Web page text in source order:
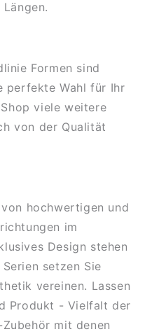
Formen sind
perfekte Wahl für Ihr
viele weitere
von der Qualität
hochwertigen und
im
Design stehen
setzen Sie
vereinen. Lassen
Produkt - Vielfalt der
mit denen